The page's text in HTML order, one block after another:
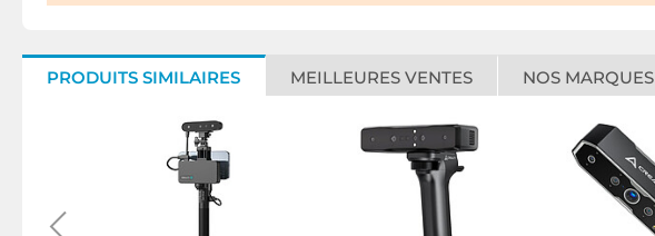
PRODUITS SIMILAIRES MEILLEURES VENTES NOS MARQUES